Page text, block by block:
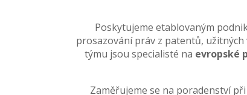
Poskytujeme etablovaným
prosazování práv z patentů, užitných
týmu jsou specialisté na evropské
Zaměřujeme se na poradenství při